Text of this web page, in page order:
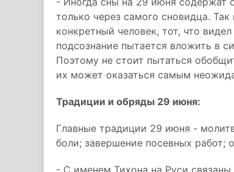
только через самого сновидца.
конкретный человек, тот, что
подсознание пытается вложить в
Поэтому не стоит пытаться
их может оказаться самым
Традиции и обряды 29 июня:
Главные традиции 29 июня -
боли; завершение посевных работ;
- С именем Тихона на Руси